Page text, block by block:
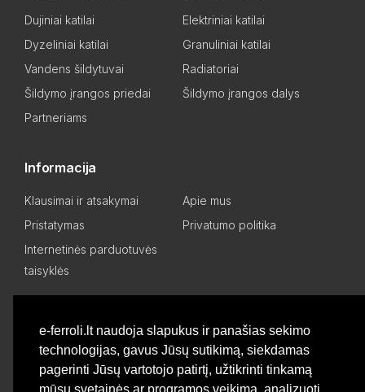
e-ferroli.lt naudoja slapukus ir panašias sekimo
technologijas, gavus Jūsų sutikimą, siekdamas
pagerinti Jūsų vartotojo patirtį, užtikrinti tinkamą
mūsų svetainės ar programos veikimą, analizuoti
Dujiniai katilai
Elektriniai katilai
Dyzeliniai katilai
Granuliniai katilai
Vandens šildytuvai
Radiatoriai
Šildymo įrangos priedai
Šildymo įrangos dalys
Partneriams
Informacija
Klausimai ir atsakymai
Apie mus
Pristatymas
Privatumo politika
Internetinės parduotuvės
taisyklės
Asmeninis kabinetas
Pageidavimų sąrašas
Palyginti produktus
Basket